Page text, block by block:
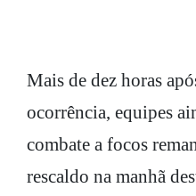
Mais de dez horas
ocorrência, equipes
combate a focos
rescaldo na manhã